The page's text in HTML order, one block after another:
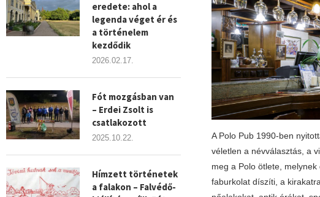
A Polo Pub 1990-ben
véletlen a névválasztás, a
meg a Polo ötlete,
faburkolat díszíti, a
eredete: ahol a
legenda véget ér és
a történelem
kezdődik
2026.02.17.
Fót mozgásban van
– Erdei Zsolt is
csatlakozott
2025.10.22.
Hímzett történetek
a falakon – Falvédő-